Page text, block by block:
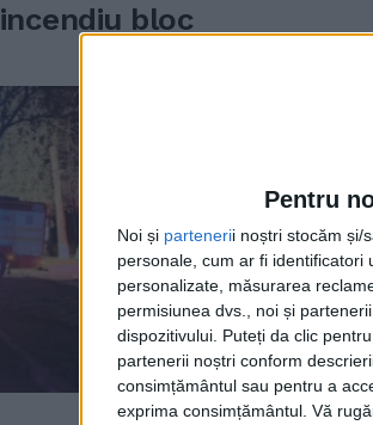
Pentru
Noi și partenerii noștri stocăm și/
personale, cum ar fi identificatori
personalizate, măsurarea
permisiunea dvs., noi și
dispozitivului. Puteți da clic
partenerii noștri conform
consimțământul sau pentru a
exprima consimțământul. Vă
incendiu bloc
au